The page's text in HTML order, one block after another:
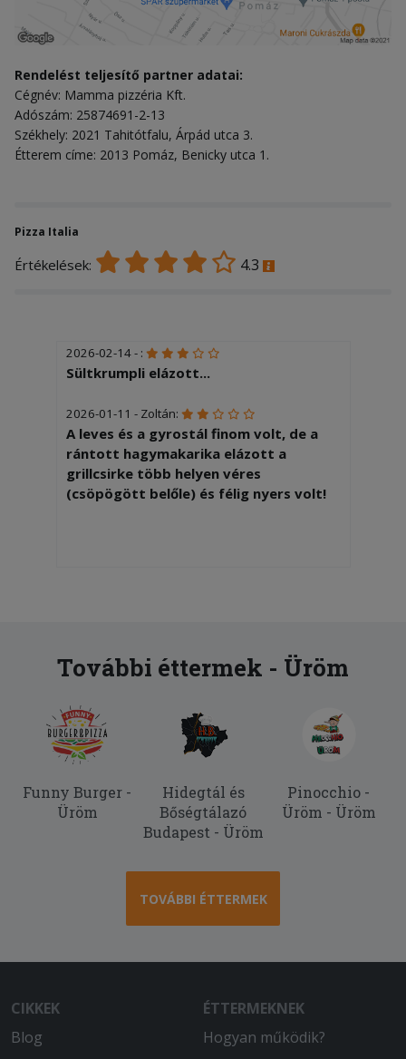
Rendelést teljesítő partner adatai:
Cégnév: Mamma pizzéria Kft.
Adószám: 25874691-2-13
Székhely: 2021 Tahitótfalu, Árpád utca 3.
Étterem címe: 2013 Pomáz, Benicky utca 1.
Pizza Italia
Értékelések: 4.3
2026-02-14 - :
Sültkrumpli elázott...
2026-01-11 - Zoltán:
A leves és a gyrostál finom volt, de a
rántott hagymakarika elázott a
grillcsirke több helyen véres
(csöpögött belőle) és félig nyers volt!
További éttermek - Üröm
Funny Burger -
Üröm
Hidegtál és
Bőségtálazó
Budapest - Üröm
Pinocchio -
Üröm - Üröm
TOVÁBBI ÉTTERMEK
CIKKEK
Blog
ÉTTERMEKNEK
Hogyan működik?